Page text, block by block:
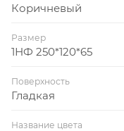
Коричневый
Размер
1НФ 250*120*65
Поверхность
Гладкая
Название цвета